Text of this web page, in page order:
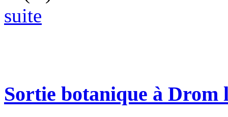
suite
Sortie botanique à Drom